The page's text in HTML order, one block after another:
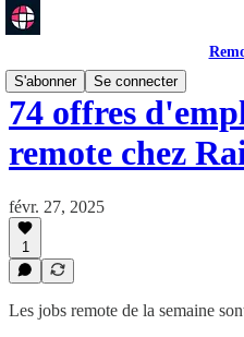
S'abonner
Se connecter
74 offres
remote chez
févr. 27, 2025
1
Les jobs remote de la semaine